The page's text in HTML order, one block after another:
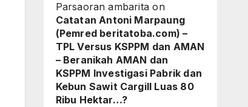
Parsaoran ambarita on
Catatan Antoni Marpaung
(Pemred beritatoba.com) –
TPL Versus KSPPM dan AMAN
– Beranikah AMAN dan
KSPPM Investigasi Pabrik dan
Kebun Sawit Cargill Luas 80
Ribu Hektar…?